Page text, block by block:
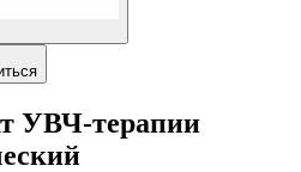
УВЧ-терапии